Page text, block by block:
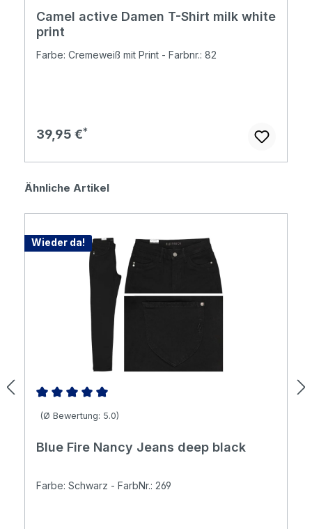
Camel active Damen T-Shirt milk white
print
Farbe: Cremeweiß mit Print - Farbnr.: 82
Regulärer Preis:
39,95 €
Produktgalerie überspringen
Ähnliche Artikel
Wieder da!
Durchschnittliche Bewertung von 5 von 5 Sternen
(Ø Bewertung: 5.0)
Blue Fire Nancy Jeans deep black
Farbe: Schwarz - FarbNr.: 269